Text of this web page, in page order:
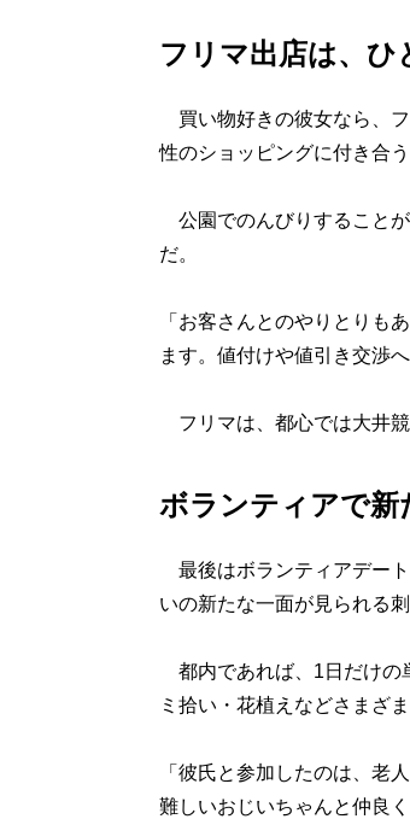
フリマ出店は、ひ
買い物好きの彼女なら、
性のショッピングに付き合
公園でのんびりすること
だ。
「お客さんとのやりとりも
ます。値付けや値引き交渉
フリマは、都心では大井競
ボランティアで新
最後はボランティアデー
いの新たな一面が見られる
都内であれば、1日だけの
ミ拾い・花植えなどさまざま
「彼氏と参加したのは、老
難しいおじいちゃんと仲良